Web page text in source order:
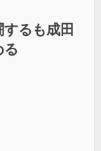
するも成田